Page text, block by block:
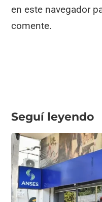
en este navegador
comente.
Seguí leyendo